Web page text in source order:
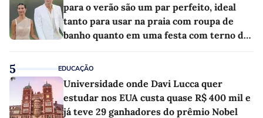
para o verão são um par perfeito, ideal
tanto para usar na praia com roupa de
banho quanto em uma festa com terno de
5 EDUCAÇÃO
Universidade onde Davi Lucca quer
estudar nos EUA custa quase R$ 400 mil e
já teve 29 ganhadores do prêmio Nobel